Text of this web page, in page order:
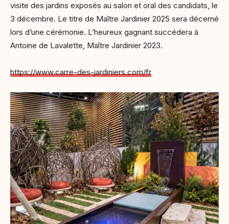
visite des jardins exposés au salon et oral des candidats, le
3 décembre. Le titre de Maître Jardinier 2025 sera décerné
lors d’une cérémonie. L’heureux gagnant succédera à
Antoine de Lavalette, Maître Jardinier 2023.
https://www.carre-des-jardiniers.com/fr